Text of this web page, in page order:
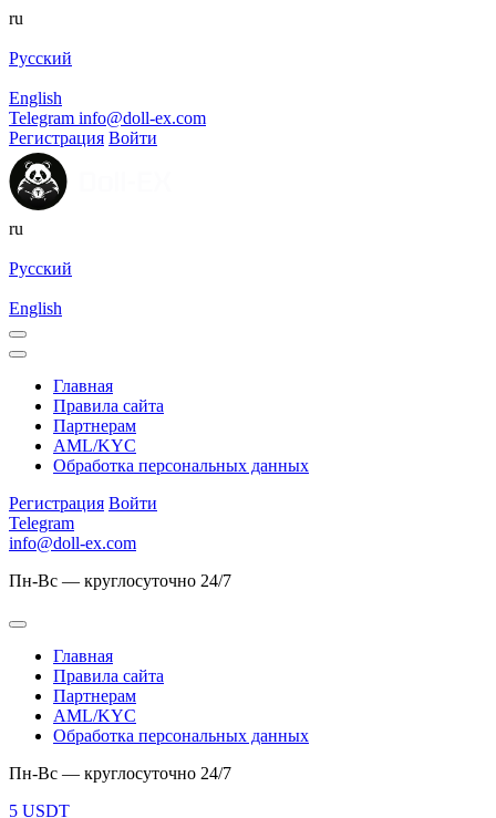
ru
Русский
English
Telegram info@doll-ex.com
Регистрация Войти
ru
Русский
English
Главная
Правила сайта
Партнерам
AML/KYC
Обработка персональных данных
Регистрация Войти
Telegram
info@doll-ex.com
Пн-Вс — круглосуточно 24/7
Главная
Правила сайта
Партнерам
AML/KYC
Обработка персональных данных
Пн-Вс — круглосуточно 24/7